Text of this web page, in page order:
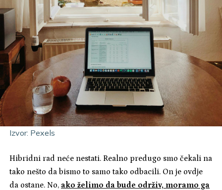
Izvor: Pexels
Hibridni rad neće nestati. Realno predugo smo čekali na
tako nešto da bismo to samo tako odbacili. On je ovdje
da ostane. No, ako želimo da bude održiv, moramo ga